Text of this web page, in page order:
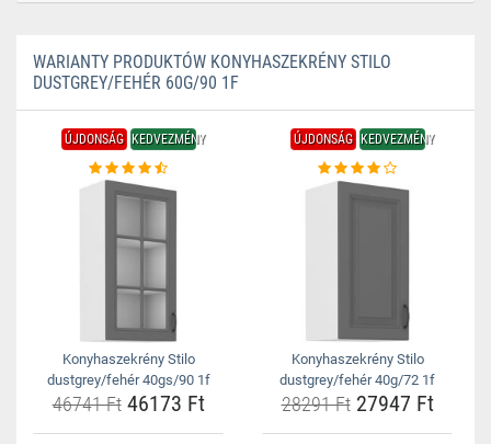
WARIANTY PRODUKTÓW KONYHASZEKRÉNY STILO
DUSTGREY/FEHÉR 60G/90 1F
ÚJDONSÁG KEDVEZMÉNY
Konyhaszekrény Stilo
dustgrey/fehér 40gs/90 1f
46741 Ft46173 Ft
ÚJDONSÁG KEDVEZMÉNY
Konyhaszekrény Stilo
dustgrey/fehér 40g/72 1f
28291 Ft27947 Ft